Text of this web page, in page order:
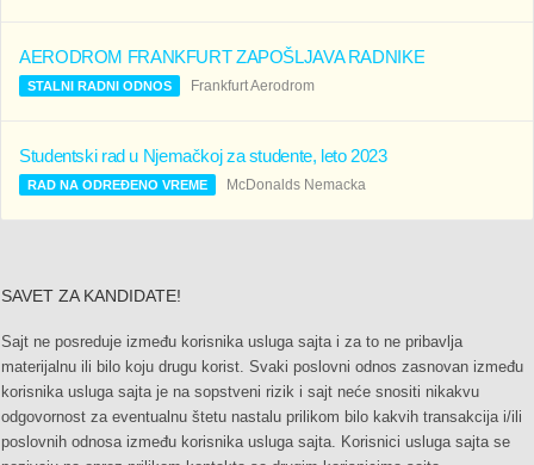
AERODROM FRANKFURT ZAPOŠLJAVA RADNIKE
STALNI RADNI ODNOS Frankfurt Aerodrom
Studentski rad u Njemačkoj za studente, leto 2023
RAD NA ODREĐENO VREME McDonalds Nemacka
SAVET ZA KANDIDATE!
Sajt ne posreduje između korisnika usluga sajta i za to ne pribavlja
materijalnu ili bilo koju drugu korist. Svaki poslovni odnos zasnovan između
korisnika usluga sajta je na sopstveni rizik i sajt neće snositi nikakvu
odgovornost za eventualnu štetu nastalu prilikom bilo kakvih transakcija i/ili
poslovnih odnosa između korisnika usluga sajta. Korisnici usluga sajta se